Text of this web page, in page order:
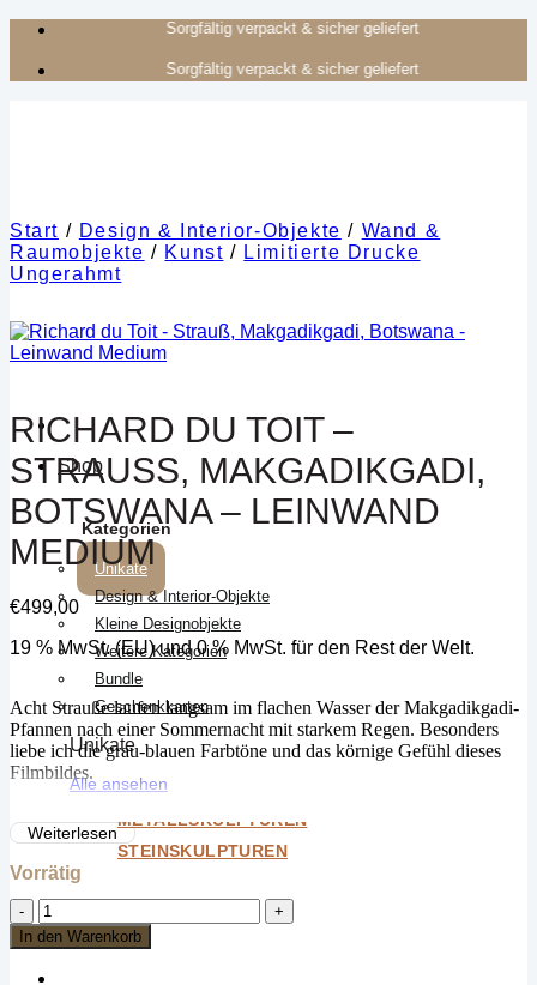
Zum
springen
Authentisches Kunsthandwerk aus Afrika
Authentisches Kunsthandwerk aus Afrika
Shop
Kategorien
Unikate
Design & Interior-Objekte
Kleine Designobjekte
Weitere Kategorien
Bundle
Geschenkkarten
Unikate
Alle ansehen
METALLSKULPTUREN
STEINSKULPTUREN
Start / Design & Interior-Objekte / Wand &
Raumobjekte / Kunst / Limitierte Drucke
Ungerahmt
RICHARD DU TOIT –
STRAUSS, MAKGADIKGADI, B
OTSWANA – LEINWAND M
EDIUM
€499,00
19 % MwSt. (EU) und 0 % MwSt. für den Rest der Welt.
Acht Strauße laufen langsam im flachen Wasser der Makgadikgadi-
Pfannen nach einer Sommernacht mit starkem Regen. Besonders
liebe ich die grau-blauen Farbtöne und das körnige Gefühl dieses
Filmbildes.
Es wird nur der Druck auf Leinwand verkauft ohne Rahmen!
Weiterlesen
Vorrätig
Richard
du
Toit
-
In den Warenkorb